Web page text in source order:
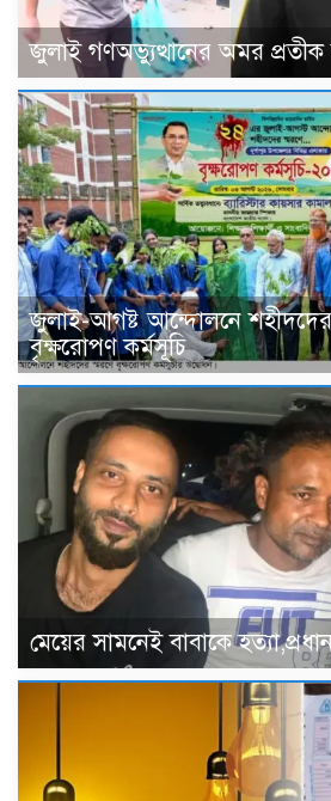
জুলাই গণঅভ্যুত্থানের অমর প্রতীক
জুলাই-আগষ্ট আন্দোলনে শহীদদের
বৃক্ষরোপণ কর্মসূচি
মেয়ের সামনেই বাবাকে